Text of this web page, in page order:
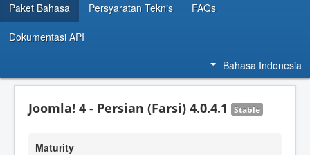
Paket Bahasa Persyaratan Teknis FAQs
Dokumentasi API
Bahasa Indonesia
Joomla! 4 - Persian (Farsi) 4.0.4.1 Stable
Maturity